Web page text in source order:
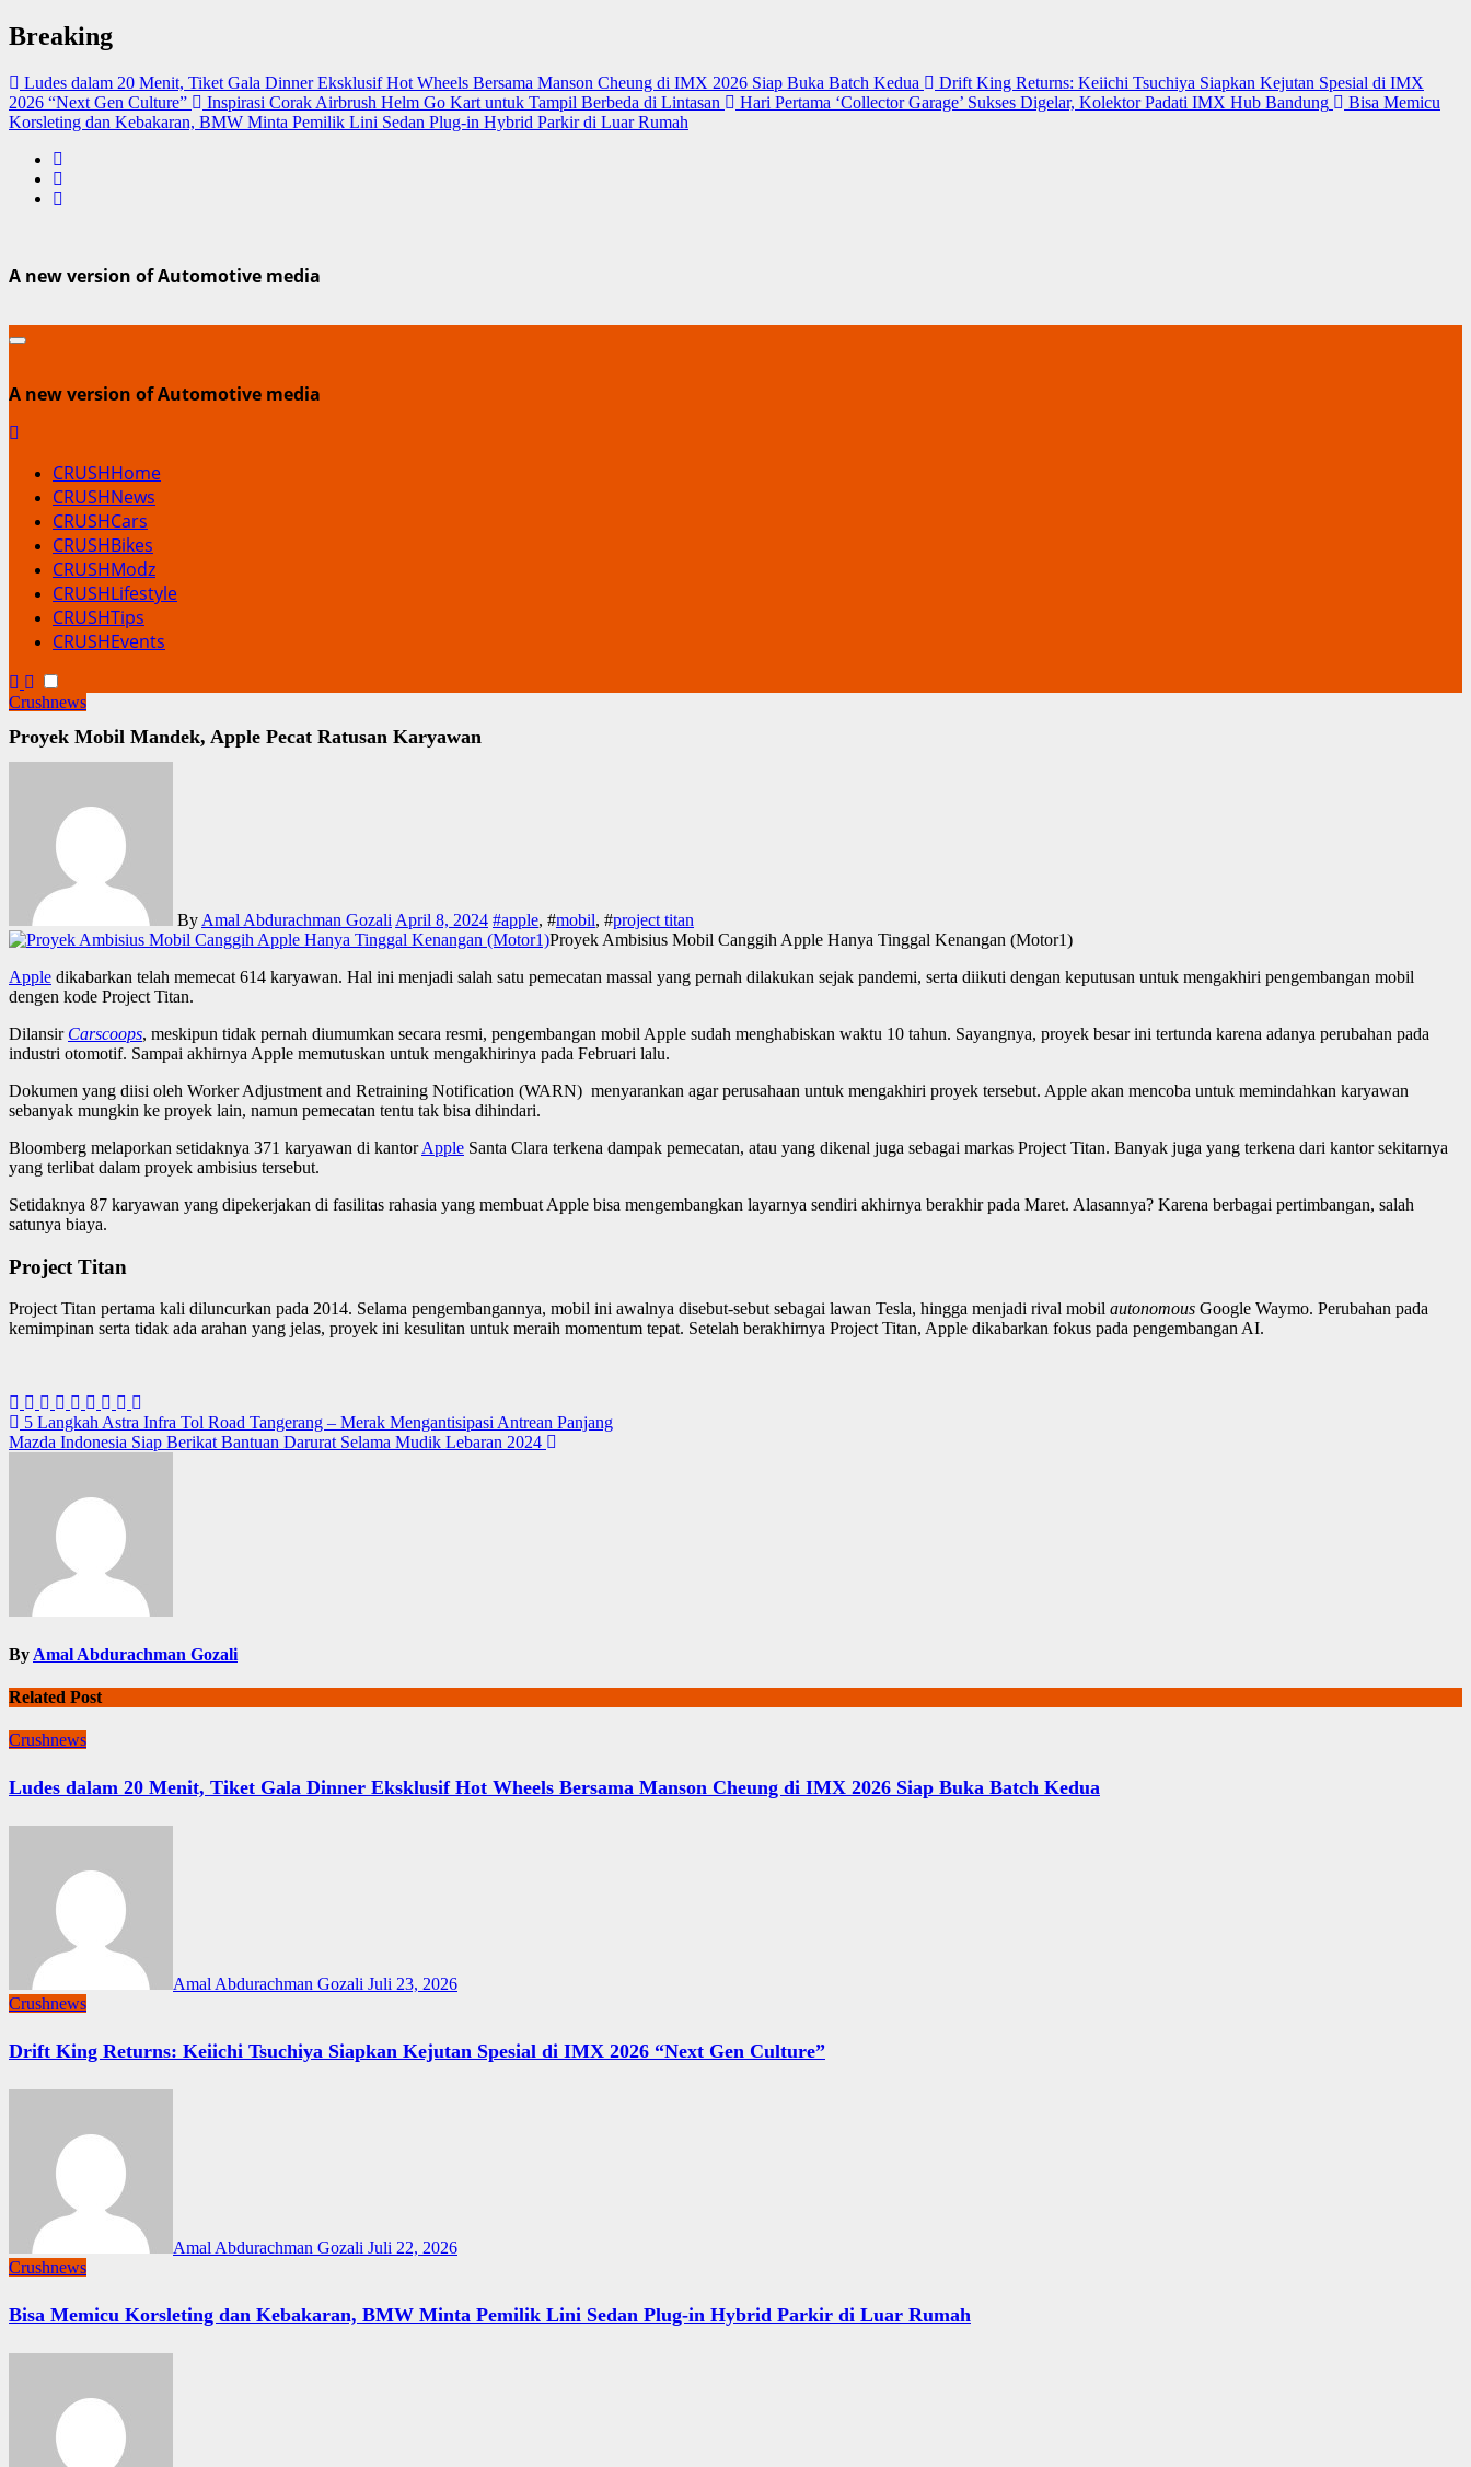
Skip
to
Breaking
Ludes dalam 20 Menit, Tiket Gala Dinner Eksklusif Hot Wheels Bersama Manson Cheung di IMX 2026 Siap Buka Batch Kedua
Drift King Returns: Keiichi Tsuchiya Siapkan Kejutan Spesial di IMX
2026 “Next Gen Culture”
Inspirasi Corak Airbrush Helm Go Kart untuk Tampil Berbeda di Lintasan Hari Pertama ‘Collector Garage’ Sukses Digelar, Kolektor Padati IMX Hub Bandung
Bisa Memicu
Korsleting dan Kebakaran, BMW Minta Pemilik Lini Sedan Plug-in Hybrid Parkir di Luar Rumah
A new version of Automotive media
A new version of Automotive media
CRUSHHome
CRUSHNews
CRUSHCars
CRUSHBikes
CRUSHModz
CRUSHLifestyle
CRUSHTips
CRUSHEvents
Crushnews
Proyek Mobil Mandek, Apple Pecat Ratusan Karyawan
By Amal Abdurachman Gozali April 8, 2024 #apple, #mobil, #project titan
Proyek Ambisius Mobil Canggih Apple Hanya Tinggal Kenangan (Motor1)
Apple dikabarkan telah memecat 614 karyawan. Hal ini menjadi salah satu pemecatan massal yang pernah dilakukan sejak pandemi, serta diikuti dengan keputusan untuk mengakhiri pengembangan mobil
dengen kode Project Titan.
Dilansir Carscoops, meskipun tidak pernah diumumkan secara resmi, pengembangan mobil Apple sudah menghabiskan waktu 10 tahun. Sayangnya, proyek besar ini tertunda karena adanya perubahan pada
industri otomotif. Sampai akhirnya Apple memutuskan untuk mengakhirinya pada Februari lalu.
Dokumen yang diisi oleh Worker Adjustment and Retraining Notification (WARN) menyarankan agar perusahaan untuk mengakhiri proyek tersebut. Apple akan mencoba untuk memindahkan karyawan
sebanyak mungkin ke proyek lain, namun pemecatan tentu tak bisa dihindari.
Bloomberg melaporkan setidaknya 371 karyawan di kantorApple Santa Clara terkena dampak pemecatan, atau yang dikenal juga sebagai markas Project Titan. Banyak juga yang terkena dari kantor sekitarnya
yang terlibat dalam proyek ambisius tersebut.
Setidaknya 87 karyawan yang dipekerjakan di fasilitas rahasia yang membuat Apple bisa mengembangkan layarnya sendiri akhirnya berakhir pada Maret. Alasannya? Karena berbagai pertimbangan, salah
satunya biaya.
Project Titan
Project Titan pertama kali diluncurkan pada 2014. Selama pengembangannya, mobil ini awalnya disebut-sebut sebagai lawan Tesla, hingga menjadi rival mobil autonomous Google Waymo. Perubahan pada
kemimpinan serta tidak ada arahan yang jelas, proyek ini kesulitan untuk meraih momentum tepat. Setelah berakhirnya Project Titan, Apple dikabarkan fokus pada pengembangan AI.
Navigasi
pos
5 Langkah Astra Infra Tol Road Tangerang – Merak Mengantisipasi Antrean Panjang
Mazda Indonesia Siap Berikat Bantuan Darurat Selama Mudik Lebaran 2024
By Amal Abdurachman Gozali
Related Post
Crushnews
Ludes dalam 20 Menit, Tiket Gala Dinner Eksklusif Hot Wheels Bersama Manson Cheung di IMX 2026 Siap Buka Batch Kedua
Amal Abdurachman Gozali Juli 23, 2026
Crushnews
Drift King Returns: Keiichi Tsuchiya Siapkan Kejutan Spesial di IMX 2026 “Next Gen Culture”
Amal Abdurachman Gozali Juli 22, 2026
Crushnews
Bisa Memicu Korsleting dan Kebakaran, BMW Minta Pemilik Lini Sedan Plug-in Hybrid Parkir di Luar Rumah